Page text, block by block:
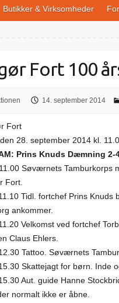
Butikker & Virksomheder
Fort 100
14. september 2014
28. september 2014 kl.
Prins Knuds Dæmning 2-
Søværnets Tamburkorps
Fort.
Tidl. fortchef Prins
ankommer.
Velkomst ved fortchef
Claus Ehlers.
Tattoo. Søværnets
Skattejagt for børn. Inde
Aut. guide Hanne
normalt ikke er åbne.